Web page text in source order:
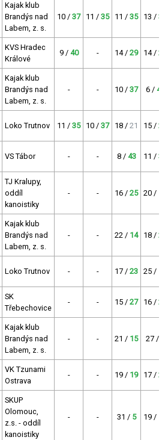
Kajak klub
Brandýs nad
Labem, z. s.
10 / 37 11 / 35 11 / 35 13 / 31
KVS Hradec
Králové
9 / 40 - 14 / 29 14 / 29
Kajak klub
Brandýs nad
Labem, z. s.
- - 10 / 37 6 / 49
Loko Trutnov 11 / 35 10 / 37 18 / 21 15 / 27
VS Tábor - - 8 / 43 11 / 35
TJ Kralupy,
oddíl
kanoistiky
- - 16 / 25 20 /
Kajak klub
Brandýs nad
Labem, z. s.
- - 22 / 14 18 / 21
Loko Trutnov - - 17 / 23 25 /
SK
Třebechovice
- - 15 / 27 16 / 25
Kajak klub
Brandýs nad
Labem, z. s.
- - 21 / 15 27 /
VK Tzunami
Ostrava
- - 19 / 19 17 / 23
SKUP
Olomouc,
z.s. - oddíl
kanoistiky
- - 31 / 5 19 /